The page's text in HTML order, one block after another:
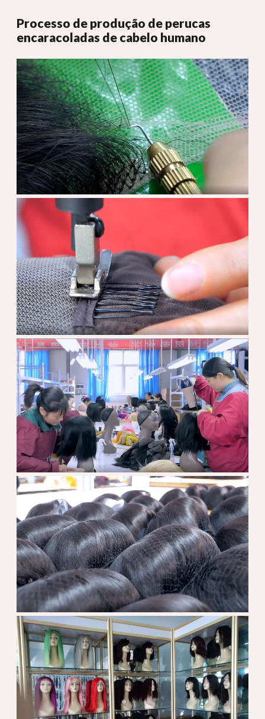
Processo de produção de perucas
encaracoladas de cabelo humano